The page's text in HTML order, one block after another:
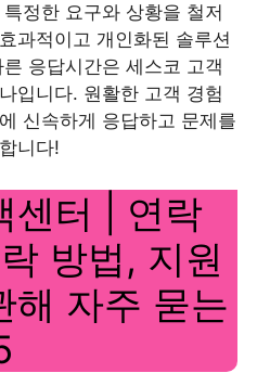
정한 요구와 상황을 철저
과적이고 개인화된 솔루션
응답시간은 세스코 고객
입니다. 원활한 고객 경험
신속하게 응답하고 문제를
니다!
센터 | 연락
방법, 지원
해 자주 묻는